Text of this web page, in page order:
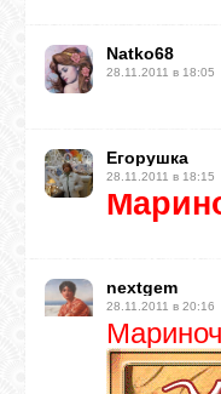
RSS
FACEBOOK
Natko68
28.11.2011 в 18:05
Егорушка
28.11.2011 в 18:15
nextgem
28.11.2011 в 20:16